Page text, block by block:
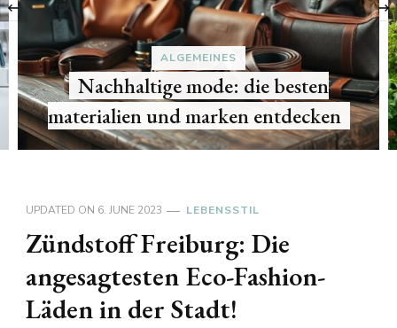
ALGEMEINES
Nachhaltige gartentipps: so wird dein
garten zum paradies
‹
UPDATED ON 6. JUNE 2023 LEBENSSTIL
Zündstoff Freiburg: Die
angesagtesten Eco-Fashion-
Läden in der Stadt!